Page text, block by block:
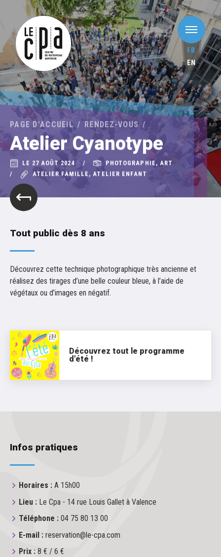
FR
EN
PAGE D'ACCUEIL RENDEZ-VOUS
Atelier Cyanotype
LE 27 AOÛT 2024
PHOTOGRAPHIE, ART
ATELIER FAMILLE, ATELIER ENFANT
Tout public dès 8 ans
Découvrez cette technique photographique très ancienne et
réalisez des tirages d’une belle couleur bleue, à l’aide de
végétaux ou d’images en négatif.
Découvrez tout le programme
d'été !
Infos pratiques
Horaires : A 15h00
Lieu : Le Cpa - 14 rue Louis Gallet à Valence
Téléphone : 04 75 80 13 00
E-mail : reservation@le-cpa.com
Prix : 8 € / 6 €